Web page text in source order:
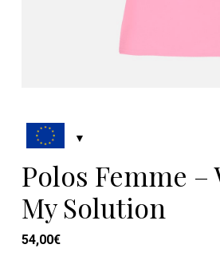
Polos Femme –
My Solution
54,00€